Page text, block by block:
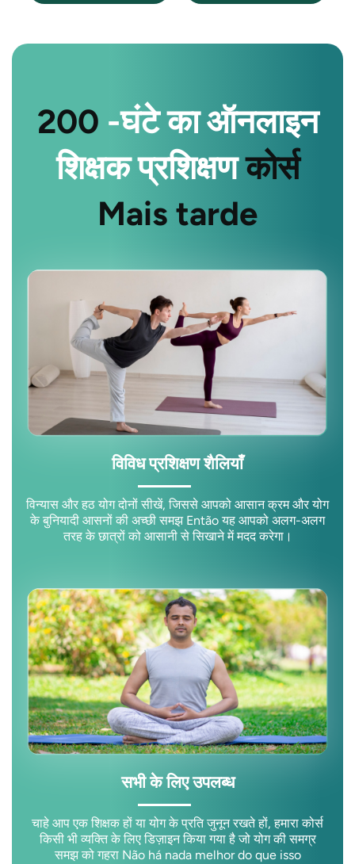
200 -घंटे का ऑनलाइन
शिक्षक प्रशिक्षणकोर्स
Mais tarde
विविध प्रशिक्षण शैलियाँ
विन्यास और हठ योग दोनों सीखें, जिससे आपको आसान क्रम और योग
के बुनियादी आसनों की अच्छी समझ Então यह आपको अलग-अलग
तरह के छात्रों को आसानी से सिखाने में मदद करेगा।
सभी के लिए उपलब्ध
चाहे आप एक शिक्षक हों या योग के प्रति जुनून रखते हों, हमारा कोर्स
किसी भी व्यक्ति के लिए डिज़ाइन किया गया है जो योग की समग्र
समझ को गहरा Não há nada melhor do que isso